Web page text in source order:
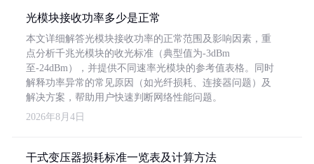
光模块接收功率多少是正常
本文详细解答光模块接收功率的正常范围及影响因素，重
点分析千兆光模块的收光标准（典型值为-3dBm
至-24dBm），并提供不同速率光模块的参考值表格。同时
解释功率异常的常见原因（如光纤损耗、连接器问题）及
解决方案，帮助用户快速判断网络性能问题。
2026年8月4日
干式变压器损耗标准一览表及计算方法